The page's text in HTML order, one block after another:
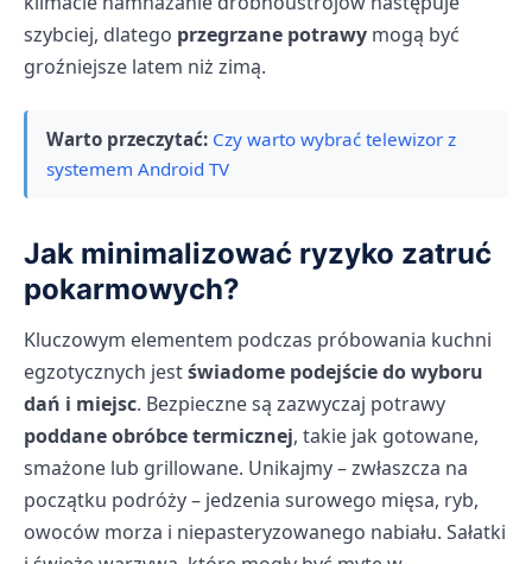
szybciej, dlatego przegrzane potrawy mogą być
groźniejsze latem niż zimą.
Warto przeczytać: Czy warto wybrać telewizor z
systemem Android TV
Jak minimalizować ryzyko zatruć
pokarmowych?
Kluczowym elementem podczas próbowania kuchni
egzotycznych jestświadome podejście do wyboru
dań i miejsc. Bezpieczne są zazwyczaj potrawy
poddane obróbce termicznej, takie jak gotowane,
smażone lub grillowane. Unikajmy – zwłaszcza na
początku podróży – jedzenia surowego mięsa, ryb,
owoców morza i niepasteryzowanego nabiału. Sałatki